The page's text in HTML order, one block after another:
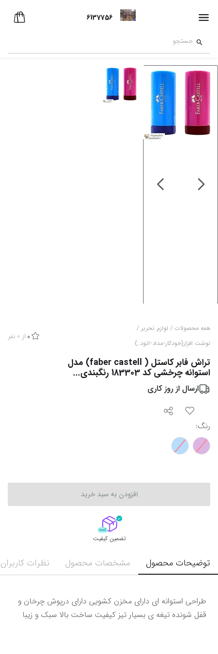
6137756
همه محصولات / لوازم تحریر /
نوشت افزار(خودکار-مداد-اتود..)
0 از 0 نفر
تراش فابر کاستل ( faber castell) مدل
استوانه چرخشی کد 183303 رنگبندی...
ارسال از روز کاری
رنگ:
افزودن به سبد خرید
تضمین کیفیت
توضیحات محصول مشخصات محصول نظرات کاربران
قفل شونده تیغه ی بسیار تیز کیفیت ساخت بالا سبک و زیبا